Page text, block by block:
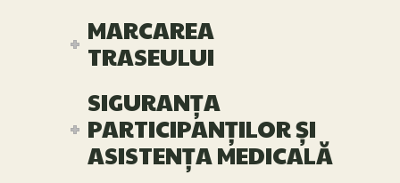
MARCAREA
TRASEULUI
SIGURANȚA
PARTICIPANȚILOR ȘI
ASISTENȚA MEDICALĂ